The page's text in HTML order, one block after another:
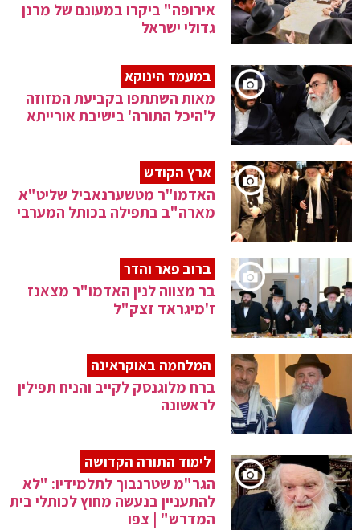
אירופה" ביקרו במעונם של מרנן
גדולי ישראל
במעמד הינוקא
מאות השתתפו בקביעת המזוזה
ל'היכל התורה' בישיבת אורייתא
ארץ הקודש
האדמו"ר מטשערנאביל שליט"א
מארה"ב בתפילה בכותל המערבי
ברוב פאר והדר
בר מצווה לנין האדמו"ר מצאנז
ז'מיגראד זצק"ל
המלחמה באוקראינה
ברח מלוגנסק לקייב והניח תפילין
לראשונה
לימוד התורה הקדושה
הגר"מ שטרנבוך לתלמידיו: "לא
להתעניין בנעשה מחוץ לכותלי בית
המדרש" | צפו